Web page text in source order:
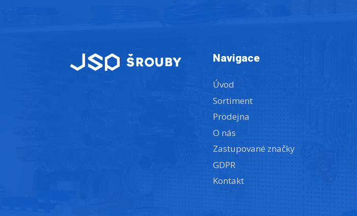
Navigace
Úvod
Sortiment
Prodejna
O nás
Zastupované značky
GDPR
Kontakt